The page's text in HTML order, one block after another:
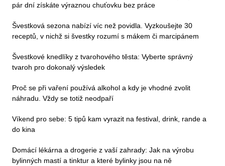
pár dní získáte výraznou chuťovku bez práce
Švestková sezona nabízí víc než povidla. Vyzkoušejte 30
receptů, v nichž si švestky rozumí s mákem či marcipánem
Švestkové knedlíky z tvarohového těsta: Vyberte správný
tvaroh pro dokonalý výsledek
Proč se při vaření používá alkohol a kdy je vhodné zvolit
náhradu. Vždy se totiž neodpaří
Víkend pro sebe: 5 tipů kam vyrazit na festival, drink, rande a
do kina
Domácí lékárna a drogerie z vaší zahrady: Jak na výrobu
bylinných mastí a tinktur a které bylinky jsou na ně